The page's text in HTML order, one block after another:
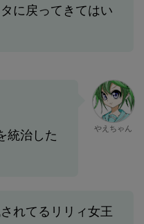
に戻ってきてはい
統治した
やえちゃん
れてるリリィ女王